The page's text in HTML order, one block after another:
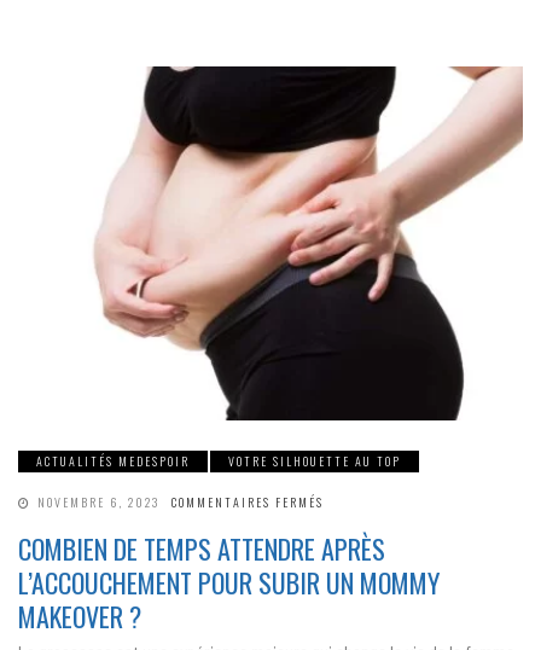
ACTUALITÉS MEDESPOIR VOTRE SILHOUETTE AU TOP
NOVEMBRE 6, 2023 COMMENTAIRES FERMÉS
TEMPS
ATTENDRE
APRÈS
L’ACCOUCHEMENT
MOMMY
COMBIEN DE TEMPS ATTENDRE APRÈS
L’ACCOUCHEMENT POUR SUBIR UN MOMMY
MAKEOVER ?